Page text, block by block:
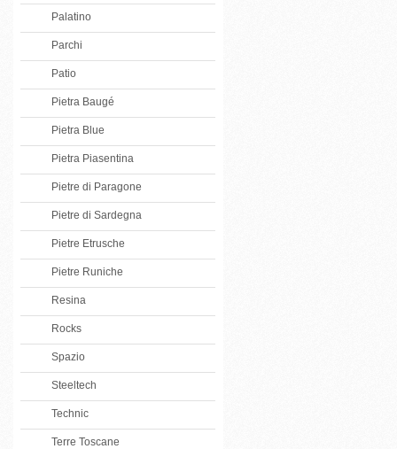
Palatino
Parchi
Patio
Pietra Baugé
Pietra Blue
Pietra Piasentina
Pietre di Paragone
Pietre di Sardegna
Pietre Etrusche
Pietre Runiche
Resina
Rocks
Spazio
Steeltech
Technic
Terre Toscane